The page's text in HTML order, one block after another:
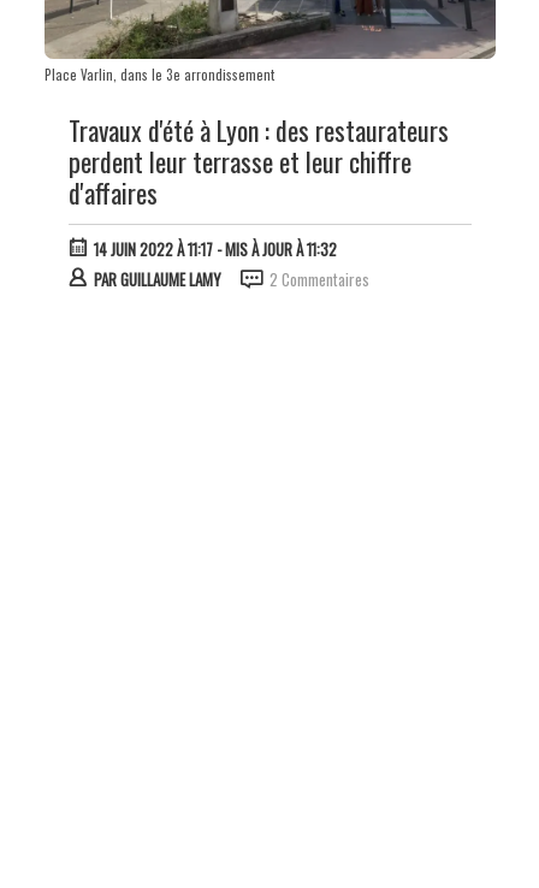
Place Varlin, dans le 3e arrondissement
Travaux d'été à Lyon : des restaurateurs
perdent leur terrasse et leur chiffre
d'affaires
14 JUIN 2022 À 11:17- MIS À JOUR À 11:32
PARGUILLAUME LAMY 2 Commentaires